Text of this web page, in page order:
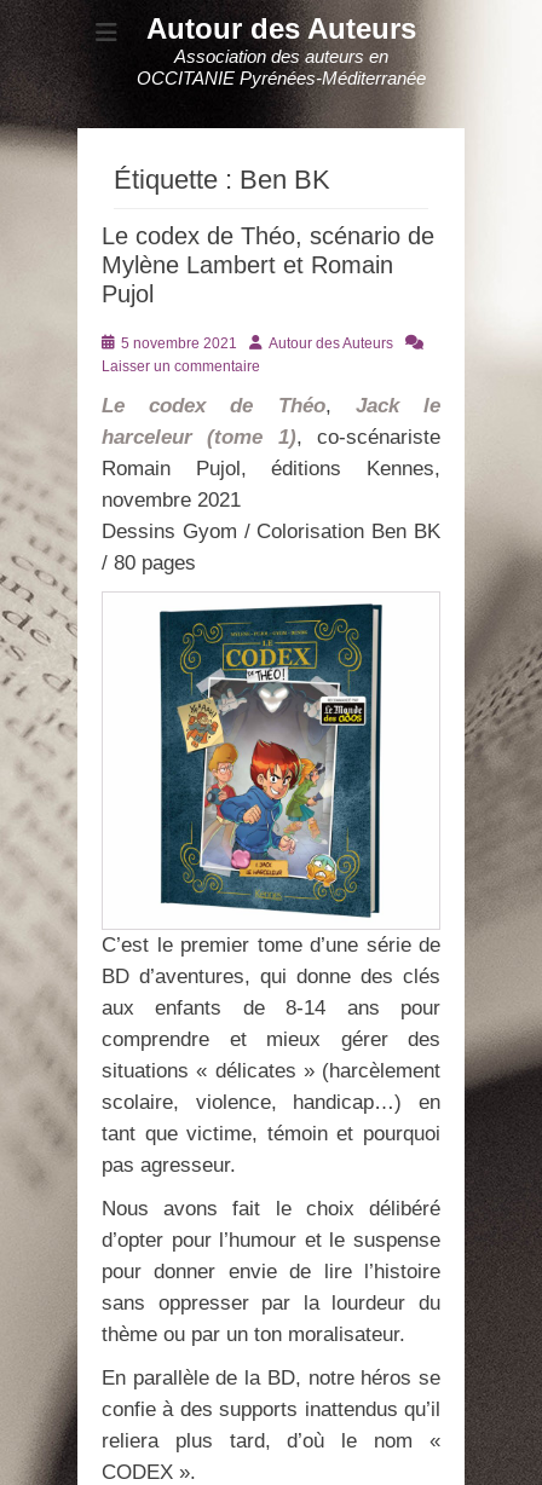
Autour des Auteurs
Association des auteurs en
OCCITANIE Pyrénées-Méditerranée
Étiquette : Ben BK
Le codex de Théo, scénario de
Mylène Lambert et Romain
Pujol
Posté
le
5 novembre 2021 AuteurAutour des Auteurs
Laisser un commentaire
Le codex de Théo, Jack le
harceleur (tome 1), co-scénariste
Romain Pujol, éditions Kennes,
novembre 2021
Dessins Gyom / Colorisation Ben BK
/ 80 pages
C’est le premier tome d’une série de
BD d’aventures, qui donne des clés
aux enfants de 8-14 ans pour
comprendre et mieux gérer des
situations « délicates » (harcèlement
scolaire, violence, handicap…) en
tant que victime, témoin et pourquoi
pas agresseur.
Nous avons fait le choix délibéré
d’opter pour l’humour et le suspense
pour donner envie de lire l’histoire
sans oppresser par la lourdeur du
thème ou par un ton moralisateur.
En parallèle de la BD, notre héros se
confie à des supports inattendus qu’il
reliera plus tard, d’où le nom «
CODEX ».